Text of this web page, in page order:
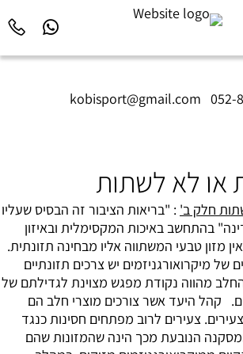
kobisport@gmail.com 052-
או לא לשתות
חלק ב' : "בריאות הציבור זה הבסיס שעליו
בהתחשב באיכות המקסימלית ובאיזון
מזון טבעי המשתווה אליו מבחינה תזונתית.
של מיקרואורגניזמים יש צרכים תזונתיים
מהווה נקודת מפגש מצוינת לגדילתם של
קהל היעד אשר צורכים מוצרי חלב הם
צעירים לרוב מפתחים חסינות כנגד
הנובעת מכך הינה שהמזונות שהם